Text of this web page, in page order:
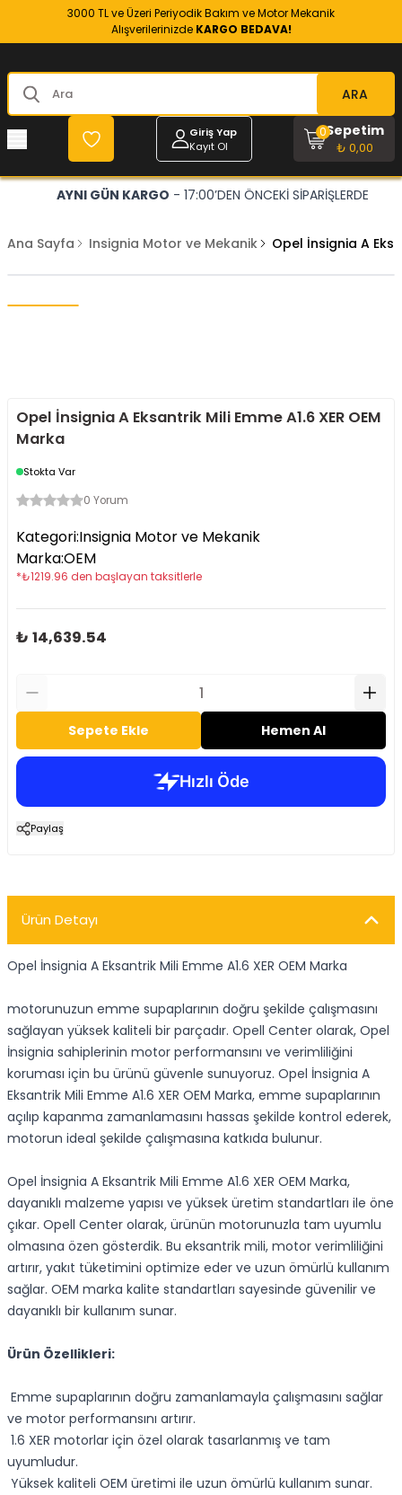
3000 TL ve Üzeri Periyodik Bakım ve Motor Mekanik
Alışverilerinizde KARGO BEDAVA!
ARA
Giriş Yap
Kayıt Ol
Sepetim
₺ 0,00
0
AYNI GÜN KARGO - 17:00’DEN ÖNCEKİ SİPARİŞLERDE
Ana Sayfa Insignia Motor ve Mekanik Opel İnsignia A
Opel İnsignia A Eksantrik Mili Emme A1.6 XER OEM
Marka
Stokta Var
0 Yorum
Kategori:Insignia Motor ve Mekanik
Marka:OEM
*₺1219.96 den başlayan taksitlerle
₺ 14,639.54
Sepete Ekle Hemen Al
Paylaş
Ürün Detayı
Opel İnsignia A Eksantrik Mili Emme A1.6 XER OEM Marka
motorunuzun emme supaplarının doğru şekilde çalışmasını
sağlayan yüksek kaliteli bir parçadır. Opell Center olarak, Opel
İnsignia sahiplerinin motor performansını ve verimliliğini
koruması için bu ürünü güvenle sunuyoruz. Opel İnsignia A
Eksantrik Mili Emme A1.6 XER OEM Marka, emme supaplarının
açılıp kapanma zamanlamasını hassas şekilde kontrol ederek,
motorun ideal şekilde çalışmasına katkıda bulunur.
Opel İnsignia A Eksantrik Mili Emme A1.6 XER OEM Marka,
dayanıklı malzeme yapısı ve yüksek üretim standartları ile öne
çıkar. Opell Center olarak, ürünün motorunuzla tam uyumlu
olmasına özen gösterdik. Bu eksantrik mili, motor verimliliğini
artırır, yakıt tüketimini optimize eder ve uzun ömürlü kullanım
sağlar. OEM marka kalite standartları sayesinde güvenilir ve
dayanıklı bir kullanım sunar.
Ürün Özellikleri:
Emme supaplarının doğru zamanlamayla çalışmasını sağlar
ve motor performansını artırır.
1.6 XER motorlar için özel olarak tasarlanmış ve tam
uyumludur.
Yüksek kaliteli OEM üretimi ile uzun ömürlü kullanım sunar.